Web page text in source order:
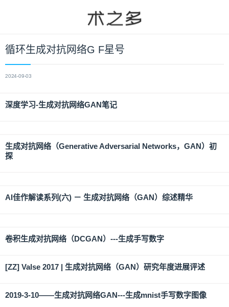
循环生成对抗网络G F星号
2024-09-03
深度学习-生成对抗网络GAN笔记
生成对抗网络（Generative Adversarial Networks，GAN）初
探
AI佳作解读系列(六) － 生成对抗网络（GAN）综述精华
卷积生成对抗网络（DCGAN）---生成手写数字
[ZZ] Valse 2017 | 生成对抗网络（GAN）研究年度进展评述
2019-3-10——生成对抗网络GAN---生成mnist手写数字图像